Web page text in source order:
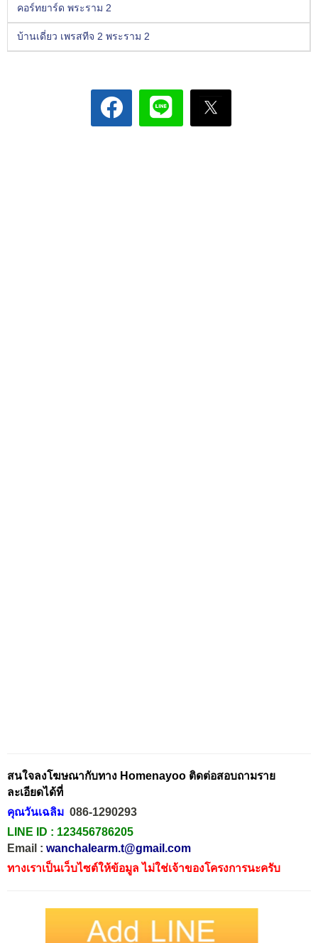
คอร์ทยาร์ด พระราม 2
บ้านเดี่ยว เพรสทีจ 2 พระราม 2
สนใจลงโฆษณากับทาง Homenayoo ติดต่อสอบถามราย
ละเอียดได้ที่
คุณวันเฉลิม 086-1290293
LINE ID : 123456786205
Email : wanchalearm.t@gmail.com
ทางเราเป็นเว็บไซต์ให้ข้อมูล ไม่ใช่เจ้าของโครงการนะครับ